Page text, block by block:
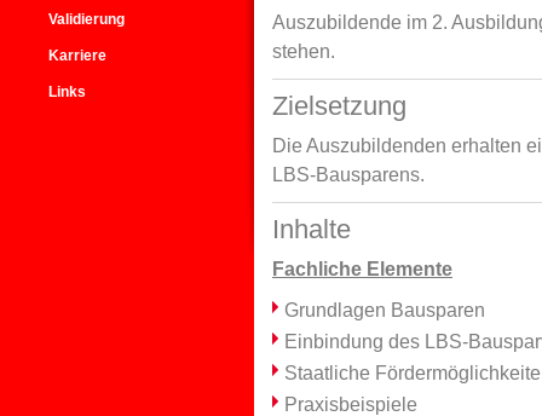
Validierung
Karriere
Links
Auszubildende im 2.
stehen.
Zielsetzung
Die Auszubildenden erhalten
LBS-Bausparens.
Inhalte
Fachliche Elemente
Grundlagen Bausparen
Einbindung des LBS-
Staatliche
Praxisbeispiele